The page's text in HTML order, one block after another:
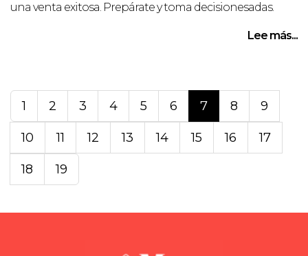
una venta exitosa. Prepárate y toma decisionesadas.
Lee más...
1 2 3 4 5 6 7 8 9
10 11 12 13 14 15 16 17
18 19